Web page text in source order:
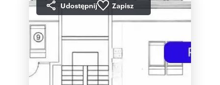
Udostępnij Zapisz